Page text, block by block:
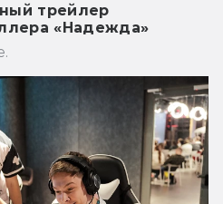
трейлер
«Надежда»